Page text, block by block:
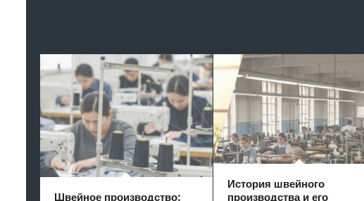
Швейное производство:
История швейного
производства и его